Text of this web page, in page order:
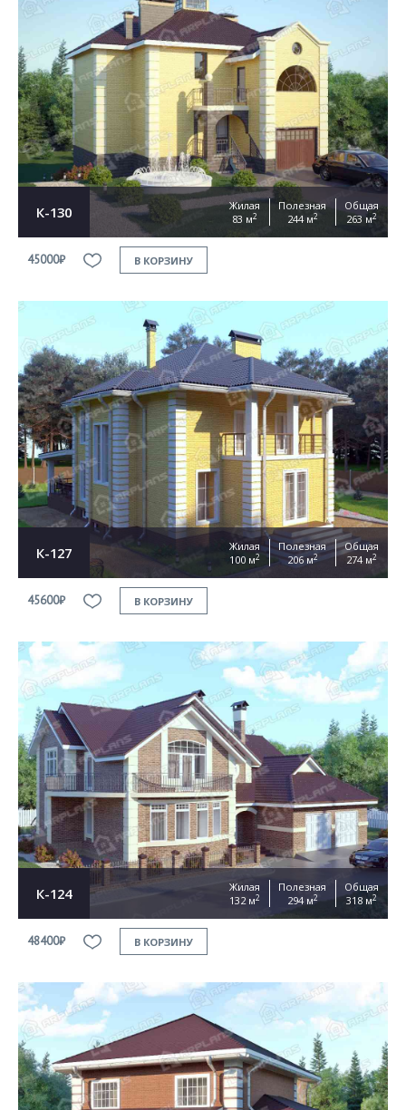
К-130
Жилая
83 м2
Полезная
244 м2
Общая
263 м2
45000₽ В КОРЗИНУ
К-127
Жилая
100 м2
Полезная
206 м2
Общая
274 м2
45600₽ В КОРЗИНУ
К-124
Жилая
132 м2
Полезная
294 м2
Общая
318 м2
48400₽ В КОРЗИНУ